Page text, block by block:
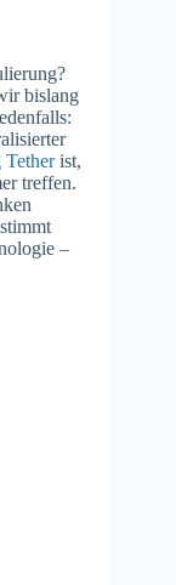
bislang
ist,
treffen.
–